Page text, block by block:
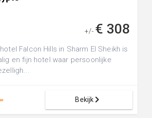
+/- € 308
Falcon Hills in Sharm El Sheikh is
en fijn hotel waar persoonlijke
Bekijk